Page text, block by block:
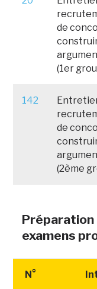
de
(1er
142
de
(2ème
examens
N°